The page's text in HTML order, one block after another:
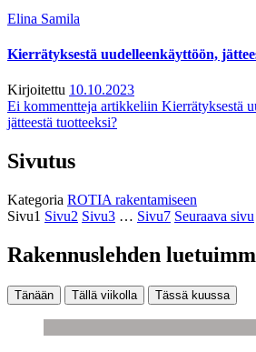
Elina Samila
Kierrätyksestä uudelleenkäyttöön,
Kirjoitettu 10.10.2023
Ei kommentteja artikkeliin Kierrätyksestä
jätteestä tuotteeksi?
Sivutus
Kategoria ROTIA rakentamiseen
Sivu1 Sivu2 Sivu3 … Sivu7 Seuraava sivu
Rakennuslehden
Tänään Tällä viikolla Tässä kuussa